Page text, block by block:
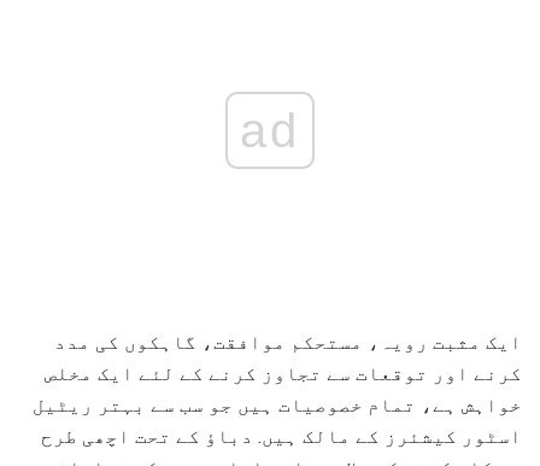
ad
ایک مثبت رویہ، مستحکم موافقت، گاہکوں کی مدد
کرنے اور توقعات سے تجاوز کرنے کے لئے ایک مخلص
خواہش ہے، تمام خصوصیات ہیں جو سب سے بہتر ریٹیل
اسٹور کیشئرز کے مالک ہیں. دباؤ کے تحت اچھی طرح